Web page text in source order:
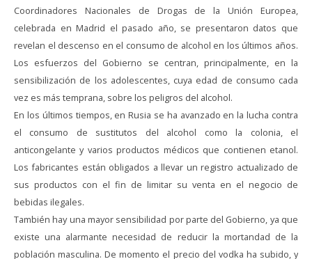
Coordinadores Nacionales de Drogas de la Unión Europea,
celebrada en Madrid el pasado año, se presentaron datos que
revelan el descenso en el consumo de alcohol en los últimos años.
Los esfuerzos del Gobierno se centran, principalmente, en la
sensibilización de los adolescentes, cuya edad de consumo cada
vez es más temprana, sobre los peligros del alcohol.
En los últimos tiempos, en Rusia se ha avanzado en la lucha contra
el consumo de sustitutos del alcohol como la colonia, el
anticongelante y varios productos médicos que contienen etanol.
Los fabricantes están obligados a llevar un registro actualizado de
sus productos con el fin de limitar su venta en el negocio de
bebidas ilegales.
También hay una mayor sensibilidad por parte del Gobierno, ya que
existe una alarmante necesidad de reducir la mortandad de la
población masculina. De momento el precio del vodka ha subido, y